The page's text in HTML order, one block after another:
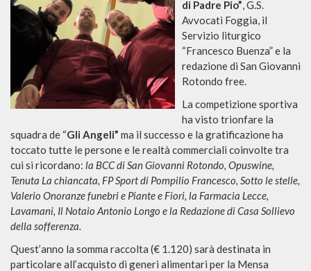
di Padre Pio”, G.S.
Avvocati Foggia, il
Servizio liturgico
“Francesco Buenza” e la
redazione di San Giovanni
Rotondo free.
La competizione sportiva
ha visto trionfare la
squadra de “Gli Angeli” ma il successo e la gratificazione ha
toccato tutte le persone e le realtà commerciali coinvolte tra
cui si ricordano: la BCC di San Giovanni Rotondo, Opuswine,
Tenuta La chiancata, FP Sport di Pompilio Francesco, Sotto le stelle,
Valerio Onoranze funebri e Piante e Fiori, la Farmacia Lecce,
Lavamani, Il Notaio Antonio Longo e la Redazione di Casa Sollievo
della sofferenza.
Quest’anno la somma raccolta (€ 1.120) sarà destinata in
particolare all’acquisto di generi alimentari per la Mensa